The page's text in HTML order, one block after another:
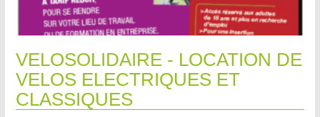
VELOSOLIDAIRE - LOCATION DE
VELOS ELECTRIQUES ET
CLASSIQUES